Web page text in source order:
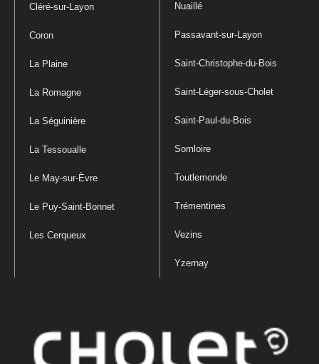
Cléré-sur-Layon
Coron
La Plaine
La Romagne
La Séguinière
La Tessoualle
Le May-sur-Èvre
Le Puy-Saint-Bonnet
Les Cerqueux
Nuaillé
Passavant-sur-Layon
Saint-Christophe-du-Bois
Saint-Léger-sous-Cholet
Saint-Paul-du-Bois
Somloire
Toutlemonde
Trémentines
Vezins
Yzernay